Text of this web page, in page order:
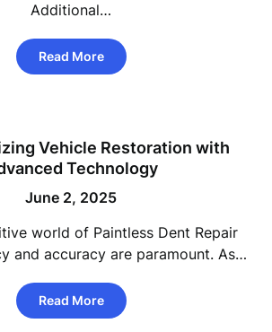
Additional…
Read More
Vehicle Restoration with
Technology
June 2, 2025
world of Paintless Dent Repair
and accuracy are paramount. As…
Read More